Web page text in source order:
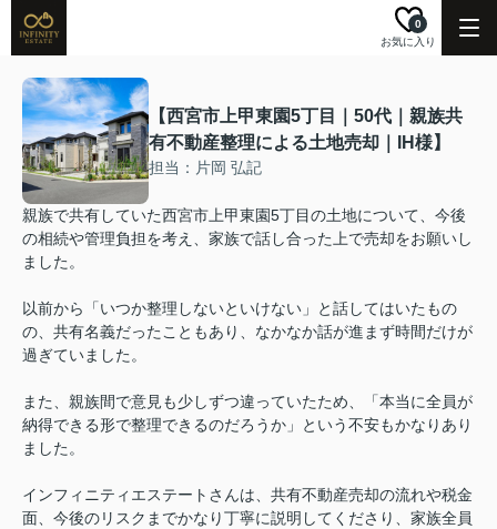
お気に入り
0
【西宮市上甲東園5丁目｜50代｜親族共
有不動産整理による土地売却｜IH様】
担当：片岡 弘記
親族で共有していた西宮市上甲東園5丁目の土地について、今後
の相続や管理負担を考え、家族で話し合った上で売却をお願いし
ました。
以前から「いつか整理しないといけない」と話してはいたもの
の、共有名義だったこともあり、なかなか話が進まず時間だけが
過ぎていました。
また、親族間で意見も少しずつ違っていたため、「本当に全員が
納得できる形で整理できるのだろうか」という不安もかなりあり
ました。
インフィニティエステートさんは、共有不動産売却の流れや税金
面、今後のリスクまでかなり丁寧に説明してくださり、家族全員